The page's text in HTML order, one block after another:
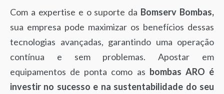
Com a expertise e o suporte da Bomserv Bombas,
sua empresa pode maximizar os benefícios dessas
tecnologias avançadas, garantindo uma operação
contínua e sem problemas. Apostar em
equipamentos de ponta como as bombas ARO é
investir no sucesso e na sustentabilidade do seu